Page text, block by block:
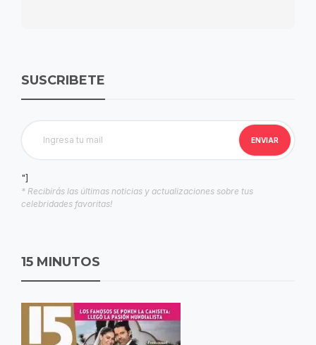
SUSCRIBETE
"]
* Recibirás las últimas noticias y actualizaciones sobre tus
celebridades favoritas!
15 MINUTOS